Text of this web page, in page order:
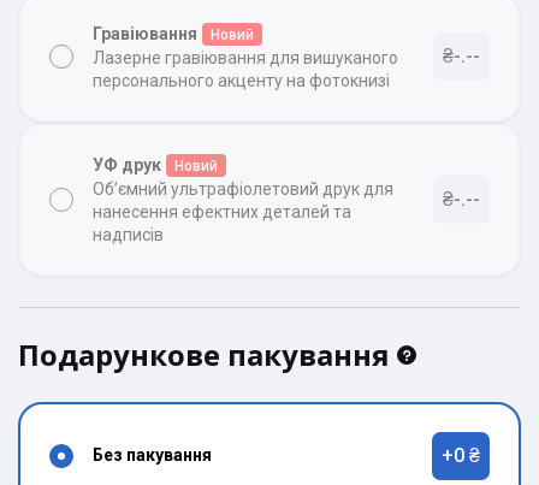
Гравіювання Новий
Лазерне гравіювання для вишуканого
персонального акценту на фотокнизі
₴-.--
УФ друк Новий
Об’ємний ультрафіолетовий друк для
нанесення ефектних деталей та
надписів
₴-.--
Подарункове пакування
Без пакування +0 ₴